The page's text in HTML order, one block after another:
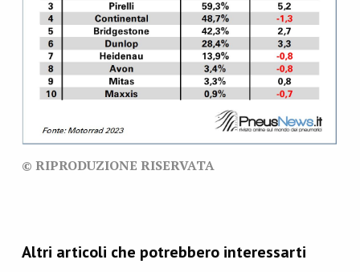
© RIPRODUZIONE RISERVATA